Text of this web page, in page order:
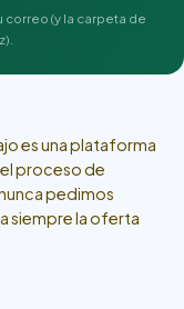
(y la carpeta de
es una plataforma
proceso de
pedimos
siempre la oferta